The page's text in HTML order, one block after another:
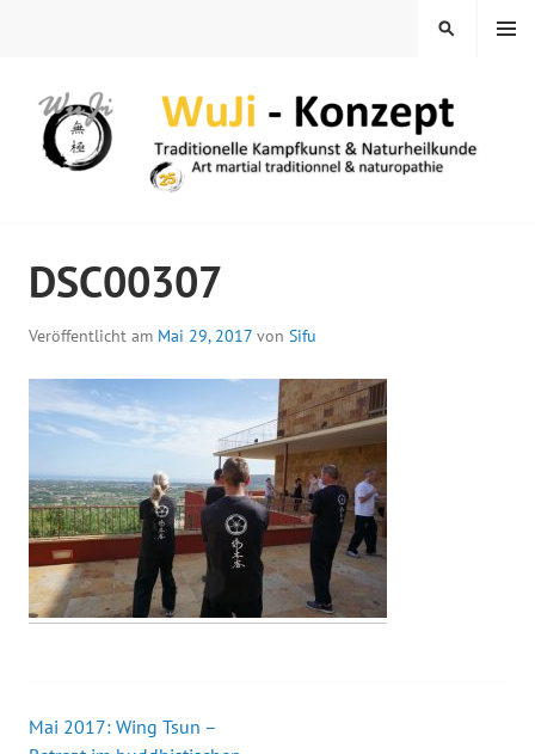
MENÜ
SUCHEN
DSC00307
Veröffentlicht am Mai 29, 2017 von Sifu
Beitrags-
Mai 2017: Wing Tsun –